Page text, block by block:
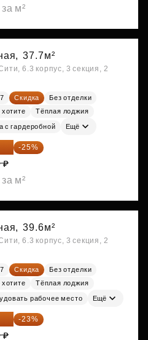
м²
37.7м²
6.3 корпус, 3 секция, 2
Скидка
Без отделки
Тёплая лоджия
с гардеробной Ещё
₽ -25%
₽
м²
39.6м²
6.3 корпус, 3 секция, 2
Скидка
Без отделки
Тёплая лоджия
рабочее место Ещё
₽ -23%
₽